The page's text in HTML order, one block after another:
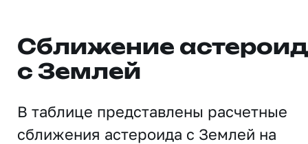
Сближение
с Землей
В таблице представлены расчетные
сближения астероида с Землей на